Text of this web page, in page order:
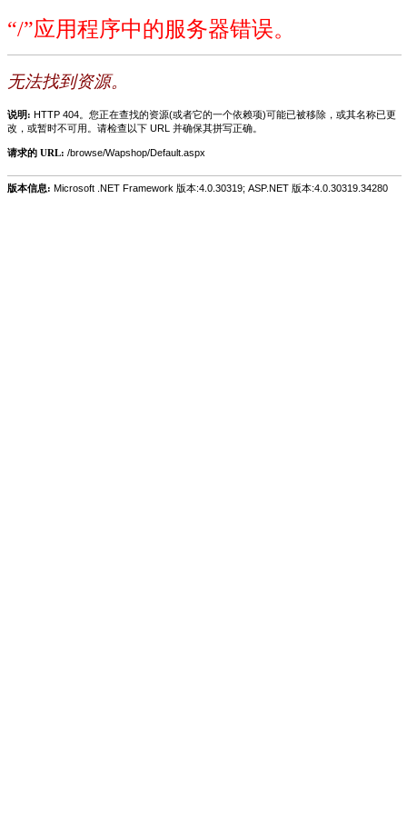
“/”应用程序中的服务器错误。
无法找到资源。
说明: HTTP 404。您正在查找的资源(或者它的一个依赖项)可能已被移除，或其名称已更
改，或暂时不可用。请检查以下 URL 并确保其拼写正确。
请求的 URL: /browse/Wapshop/Default.aspx
版本信息: Microsoft .NET Framework 版本:4.0.30319; ASP.NET 版本:4.0.30319.34280